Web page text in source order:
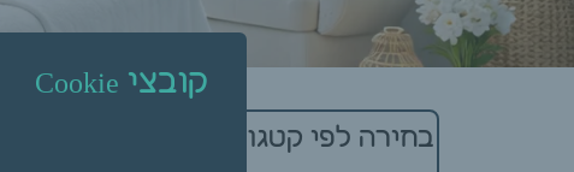
בחירה לפי קטגוריה
קובצי Cookie